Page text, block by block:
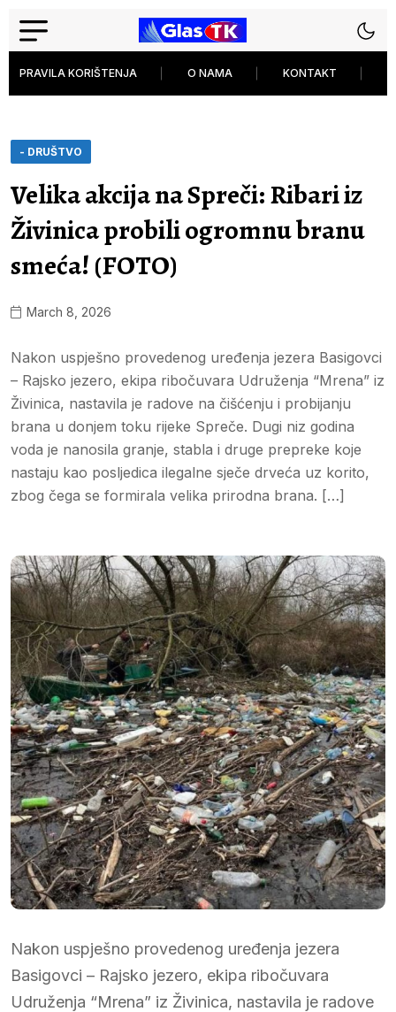
PRAVILA KORIŠTENJA O NAMA KONTAKT
- DRUŠTVO
Velika akcija na Spreči: Ribari iz
Živinica probili ogromnu branu
smeća! (FOTO)
March 8, 2026
Nakon uspješno provedenog uređenja jezera Basigovci
– Rajsko jezero, ekipa ribočuvara Udruženja “Mrena” iz
Živinica, nastavila je radove na čišćenju i probijanju
brana u donjem toku rijeke Spreče. Dugi niz godina
voda je nanosila granje, stabla i druge prepreke koje
nastaju kao posljedica ilegalne sječe drveća uz korito,
zbog čega se formirala velika prirodna brana. […]
Nakon uspješno provedenog uređenja jezera
Basigovci – Rajsko jezero, ekipa ribočuvara
Udruženja “Mrena” iz Živinica, nastavila je radove